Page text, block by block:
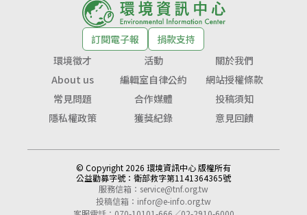
訂閱電子報
捐款支持
環境徵才
活動
關於我們
About us
編輯室自律公約
網站授權條款
常見問題
合作媒體
投稿須知
隱私權政策
獲獎紀錄 意見回饋
© Copyright 2026 環境資訊中心 版權所有
公益勸募字號： 衛部救字第1141364365號
服務信箱： service@tnf.org.tw
投稿信箱： infor@e-info.org.tw